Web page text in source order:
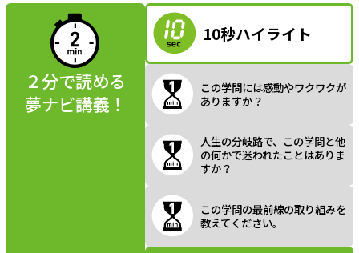
a
y
V
２分で読める
夢ナビ講義！
10秒ハイライト
この学問には感動やワクワクが
ありますか？
人生の分岐路で、この学問と他
の何かで迷われたことはありま
すか？
この学問の最前線の取り組みを
教えてください。